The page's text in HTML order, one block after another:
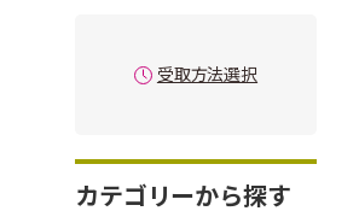
受取方法選択
カテゴリーから探す